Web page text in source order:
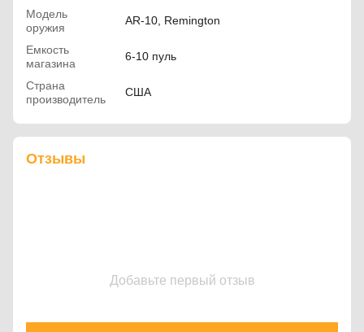
Модель
оружия
AR-10, Remington
Емкость
магазина
6-10 пуль
Страна
производитель
США
Отзывы
Добавьте первый отзыв